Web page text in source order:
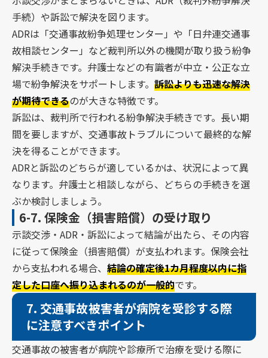
手続）や訴訟で解決を図ります。
ADRは「交通事故紛争処理センター」や「日弁連交通事
故相談センター」など裁判所以外の機関が取り扱う紛争
解決手続きです。弁護士などの有識者が中立・公正な立
場で紛争解決をサポートします。訴訟よりも迅速な解決
が期待できるのが大きな特徴です。
訴訟は、裁判所で行われる紛争解決手続きです。長い期
間を要しますが、交通事故トラブルについて最終的な解
決を得ることができます。
ADRと訴訟のどちらが適しているかは、状況によって異
なります。弁護士と相談しながら、どちらの手続きを選
ぶか検討しましょう。
6-7. 保険金（損害賠償）の受け取り
示談交渉・ADR・訴訟によって結論が出たら、その内容
に従って保険金（損害賠償）が支払われます。保険会社
から支払われる場合、結論の確定後1カ月程度以内に指
定した口座へ振り込まれるのが一般的です。
7. 交通事故被害者が病院を受診する際
に注意すべきポイント
交通事故の被害者が病院や診療所で治療を受ける際に